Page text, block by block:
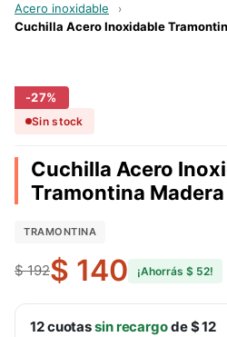
Acero inoxidable ›
Cuchilla Acero Inoxidable
-27%
Sin stock
Cuchilla Acero
Tramontina
TRAMONTINA
$ 192$ 140 ¡Ahorrás $ 52!
12cuotassin recargode$ 12